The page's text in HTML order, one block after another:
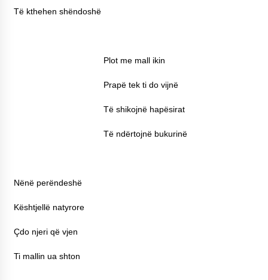
Të kthehen shëndoshë
Plot me mall ikin
Prapë tek ti do vijnë
Të shikojnë hapësirat
Të ndërtojnë bukurinë
Nënë perëndeshë
Kështjellë natyrore
Çdo njeri që vjen
Ti mallin ua shton